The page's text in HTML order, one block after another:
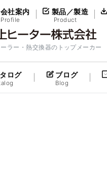
ラー・熱交換器のトップメーカー
ログ ブログ
Blog
会社案内
Profile
製品／製造
Product